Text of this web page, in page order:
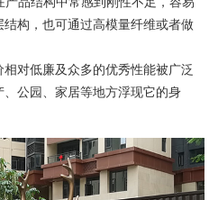
构，也可通过高模量纤维或者做
对低廉及众多的优秀性能被广泛
公园、家居等地方浮现它的身